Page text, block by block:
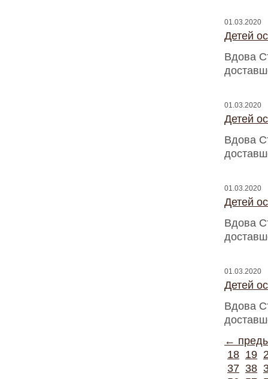
01.03.2020
Детей
Вдова
01.03.2020
Детей
Вдова
01.03.2020
Детей
Вдова
01.03.2020
Детей
Вдова
←
18 19
37 38